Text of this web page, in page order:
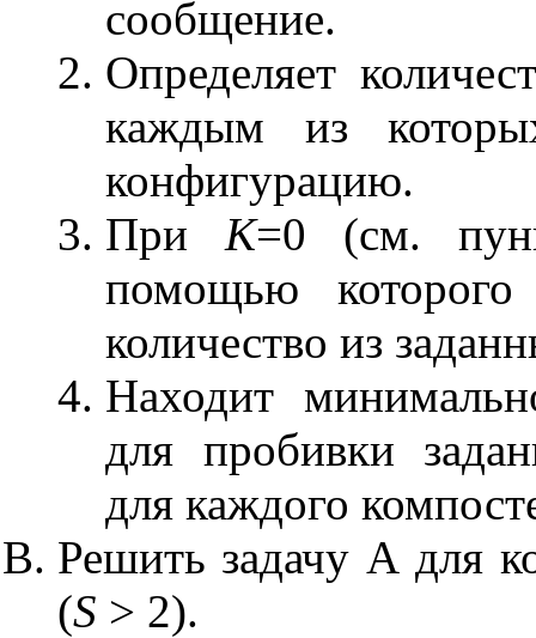
сообщение.
Определяет
каждым из
конфигурацию.
При K=0 (см.
помощью
количество из
Находит
для пробивки
для каждого
Решить задачу А для
(S > 2).